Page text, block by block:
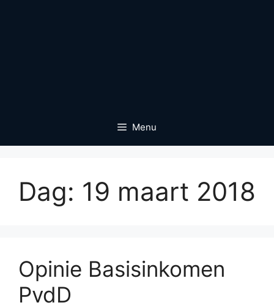
Menu
Dag: 19 maart 2018
Opinie Basisinkomen
PvdD